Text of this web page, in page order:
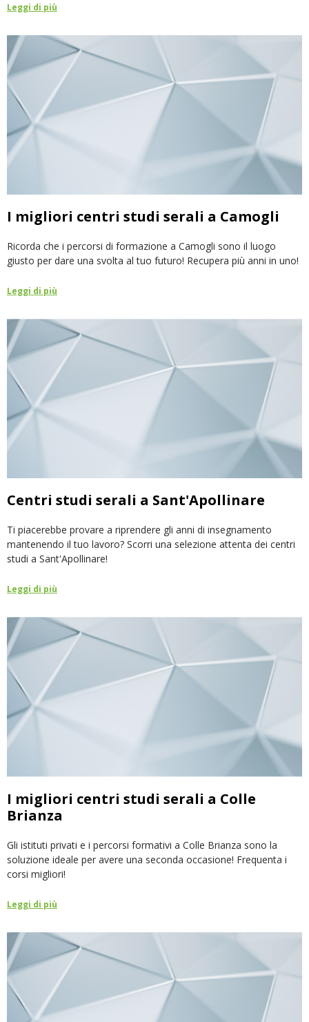
Leggi di più
I migliori centri studi serali a Camogli
Ricorda che i percorsi di formazione a Camogli sono il luogo
giusto per dare una svolta al tuo futuro! Recupera più anni in uno!
Leggi di più
Centri studi serali a Sant'Apollinare
Ti piacerebbe provare a riprendere gli anni di insegnamento
mantenendo il tuo lavoro? Scorri una selezione attenta dei centri
studi a Sant'Apollinare!
Leggi di più
I migliori centri studi serali a Colle
Brianza
Gli istituti privati e i percorsi formativi a Colle Brianza sono la
soluzione ideale per avere una seconda occasione! Frequenta i
corsi migliori!
Leggi di più